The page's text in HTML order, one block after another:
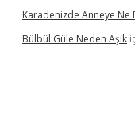
Karadenizde Anneye Ne
Bülbül Güle Neden Aşık